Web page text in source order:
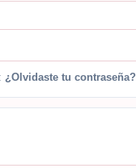
¿Olvidaste tu contraseña?